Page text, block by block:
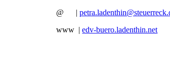
@ |
www |edv-buero.ladenthin.net